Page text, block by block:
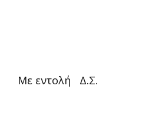
Με εντολή Δ.Σ.